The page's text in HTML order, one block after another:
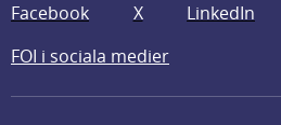
Facebook X LinkedIn
FOI i sociala medier